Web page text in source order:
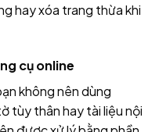
hay xóa trang thừa khi
cụ online
không nên dùng
tùy thân hay tài liệu nội